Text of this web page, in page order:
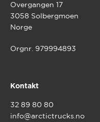
Overgangen 17
3058 Solbergmoen
Norge
Orgnr. 979994893
Kontakt
32 89 80 80
info@arctictrucks.no